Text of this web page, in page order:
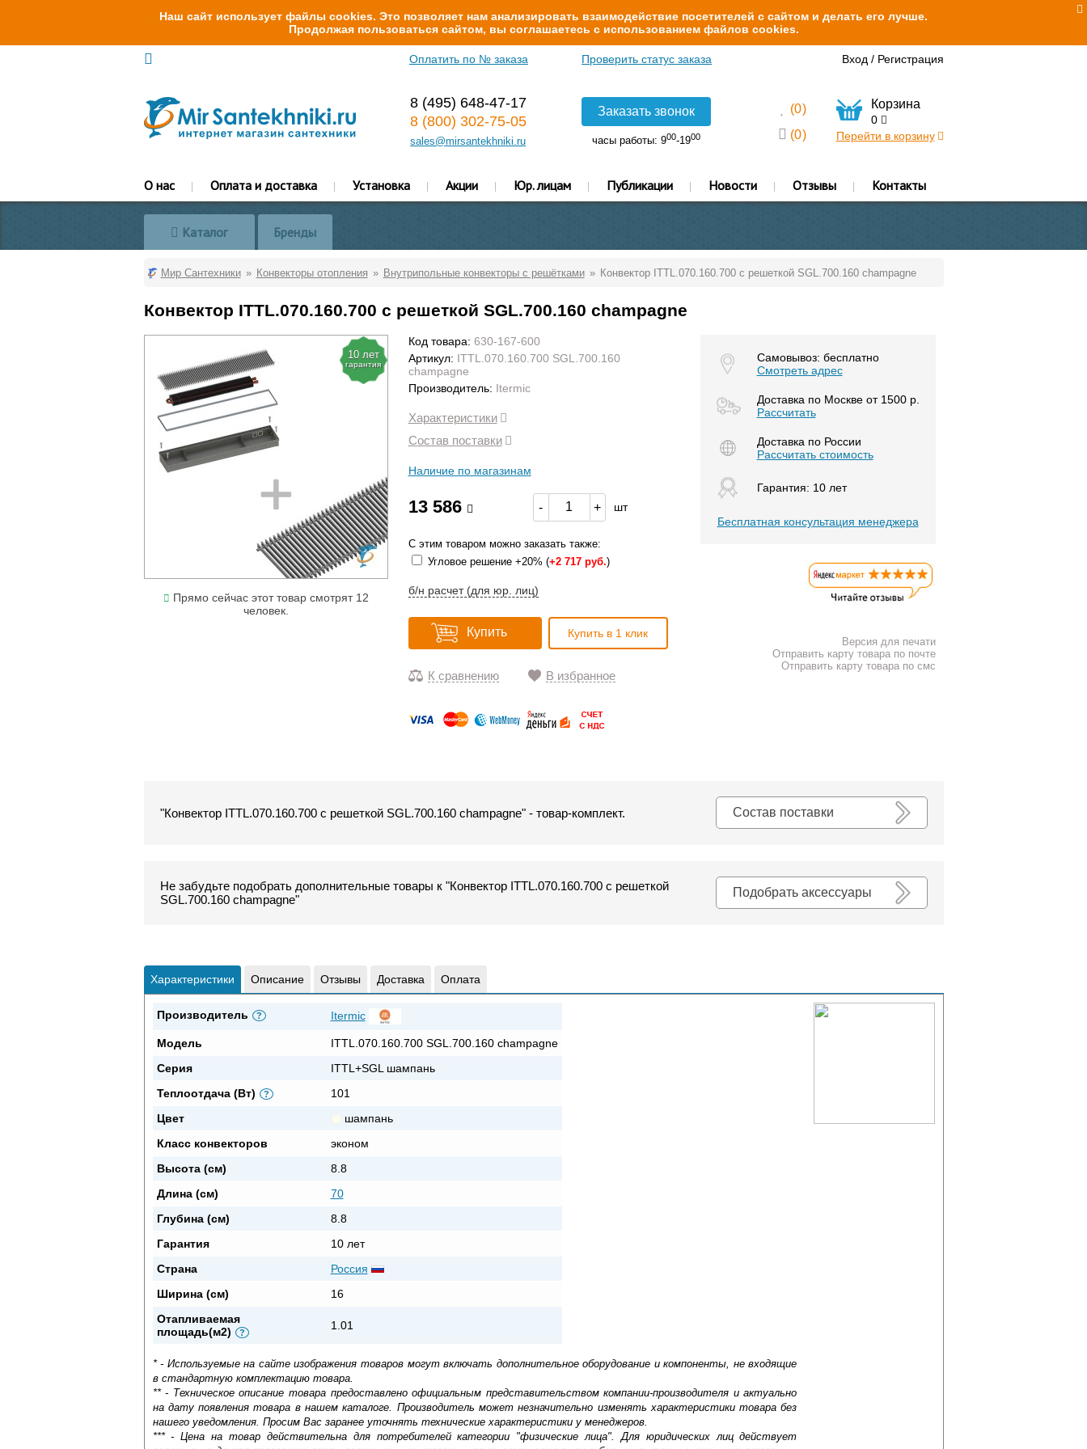
Наш сайт использует файлы cookies. Это позволяет нам анализировать взаимодействие посетителей с сайтом и делать его лучше.
Продолжая пользоваться сайтом, вы соглашаетесь с использованием файлов cookies.
Оплатить по № заказа Проверить статус заказа Вход / Регистрация
8 (495) 648-47-17
8 (800) 302-75-05
sales@mirsantekhniki.ru
Заказать звонок
часы работы: 900-1900
(0)
(0)
Корзина
0
Перейти в корзину
О нас Оплата и доставка Установка Акции Юр. лицам Публикации Новости Отзывы Контакты
Каталог Бренды
Мир Сантехники Конвекторы отопления Внутрипольные конвекторы с решётками Конвектор ITTL.070.160.700 с решеткой SGL.700.160 champagne
Конвектор ITTL.070.160.700 с решеткой SGL.700.160 champagne
10 лет
гарантия
Прямо сейчас этот товар смотрят 12
человек.
Код товара: 630-167-600
Артикул: ITTL.070.160.700 SGL.700.160
champagne
Производитель: Itermic
Характеристики
Состав поставки
Наличие по магазинам
13 586 - + шт
С этим товаром можно заказать также:
Угловое решение +20% (+2 717 руб.)
б/н расчет (для юр. лиц)
Купить Купить в 1 клик
К сравнению В избранное
Самовывоз: бесплатно
Смотреть адрес
Доставка по Москве от 1500 р.
Расcчитать
Доставка по России
Рассчитать стоимость
Гарантия: 10 лет
Бесплатная консультация менеджера
Версия для печати
Отправить карту товара по почте
Отправить карту товара по смс
Состав поставки
"Конвектор ITTL.070.160.700 с решеткой SGL.700.160 champagne" - товар-комплект.
Подобрать аксессуары
Не забудьте подобрать дополнительные товары к "Конвектор ITTL.070.160.700 с решеткой
SGL.700.160 champagne"
Характеристики Описание Отзывы Доставка Оплата
Производитель ? Itermic
Модель
ITTL.070.160.700 SGL.700.160 champagne
Серия
ITTL+SGL шампань
Теплоотдача (Вт)
?
101
Цвет
шампань
Класс конвекторов
эконом
Высота (см)
8.8
Длина (см)
70
Глубина (см)
8.8
Гарантия
10 лет
Страна
Россия
Ширина (см)
16
Отапливаемая
площадь(м2)
?
1.01
* - Используемые на сайте изображения товаров могут включать дополнительное оборудование и компоненты, не входящие
в стандартную комплектацию товара.
** - Техническое описание товара предоставлено официальным представительством компании-производителя и актуально
на дату появления товара в нашем каталоге. Производитель может незначительно изменять характеристики товара без
нашего уведомления. Просим Вас заранее уточнять технические характеристики у менеджеров.
*** - Цена на товар действительна для потребителей категории "физические лица". Для юридических лиц действует